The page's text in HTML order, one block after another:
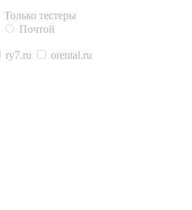
Только тестеры
Почтой
ry7.ru
orental.ru